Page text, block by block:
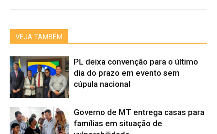
VEJA TAMBÉM
PL deixa convenção para o último
dia do prazo em evento sem
cúpula nacional
Governo de MT entrega casas para
famílias em situação de